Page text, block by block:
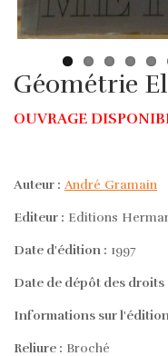
Géométrie
OUVRAGE
Auteur : André Gramain
Editeur : Editions
Date d'édition : 1997
Date de dépôt des droits
Informations sur
Reliure : Broché